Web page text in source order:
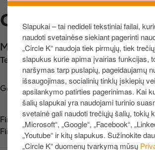
Slapukai – tai nedideli tekstiniai failai,
naudoti svetainėse siekiant pagerinti
„Circle K“ naudoja tiek pirmųjų, tiek
slapukus kurie apima įvairias funkcijas,
naršymas tarp puslapių, pageidaujamų
išsaugojimas, socialinių tinklų įskiepių
apsilankymo patirties pagerinimas. Kai
šalių slapukai yra naudojami turinio
svetainė gali naudoti trečiųjų šalių, tokių
„Microsoft“, „Google“, „Facebook“,
„Youtube“ ir kitų slapukus. Sužinokite
„Circle K“ duomenų tvarkymą mūsų
į
p
a
g
r
n
n
į
v
CIRCLE K
Muitinės g. 5B,Brazavo k.,
Telefono nr.: +37061469564
Get directions
Find us on
App Store
Find us on Google Play